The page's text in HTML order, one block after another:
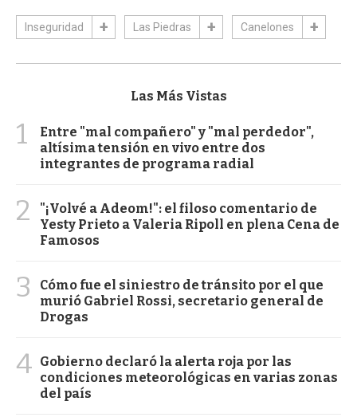
Inseguridad Las Piedras Canelones
Las Más Vistas
1
Entre "mal compañero" y "mal perdedor",
altísima tensión en vivo entre dos
integrantes de programa radial
2
"¡Volvé a Adeom!": el filoso comentario de
Yesty Prieto a Valeria Ripoll en plena Cena de
Famosos
3
Cómo fue el siniestro de tránsito por el que
murió Gabriel Rossi, secretario general de
Drogas
4 Gobierno declaró la alerta roja por las
condiciones meteorológicas en varias zonas
del país